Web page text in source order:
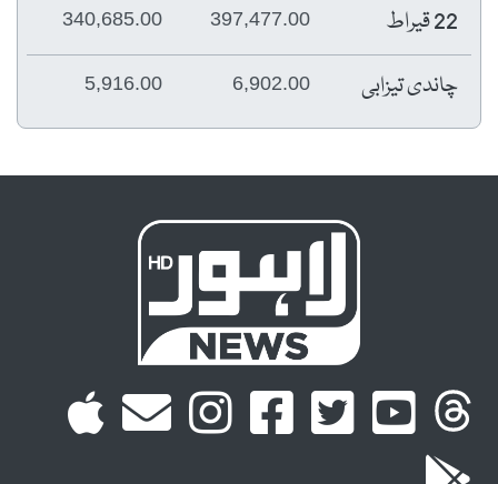
22 قیراط 397,477.00
340,685.00
چاندی تیزابی 6,902.00
5,916.00